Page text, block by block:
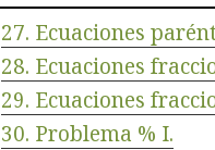
27. Ecuaciones
28. Ecuaciones
29. Ecuaciones
30. Problema % I.